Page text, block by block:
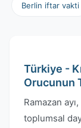
Berlin iftar vakti
Türkiye -
Orucunun
Ramazan
toplumsal